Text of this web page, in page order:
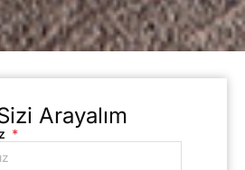
Arayalım